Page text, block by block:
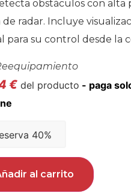
obstáculos con alta
de radar. Incluye
para su control desde la
€ del producto
40%
al carrito